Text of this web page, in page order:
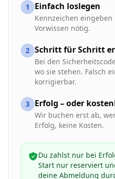
1 Einfach loslegen
Kennzeichen
Vorwissen nötig.
2 Schritt für Schritt
Bei den
wo sie stehen. Falsch
korrigierbar.
3 Erfolg – oder
Wir buchen erst ab,
Erfolg, keine Kosten.
Du zahlst nur bei
Start nur reserviert
deine Abmeldung